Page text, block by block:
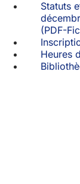
leer.
Statuts
PDF-
Heures